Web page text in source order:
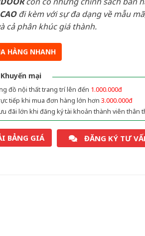
CAOđi kèm với sự đa dạng về mẫu
cả phân khúc giá thành.
HÀNG NHANH
Khuyến mại
đồ nội thất trang trí lên đến 1.000.000đ
tiếp khi mua đơn hàng lớn hơn 3.000.000đ
đãi lớn khi đăng ký tài khoản thành viên thân
BẢNG GIÁ ĐĂNG KÝ TƯ